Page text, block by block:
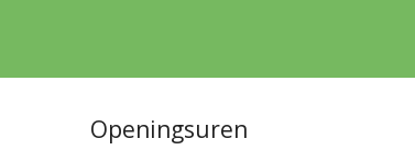
Openingsuren